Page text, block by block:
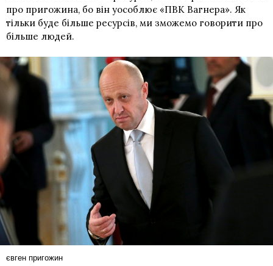
про пригожина, бо він уособлює «ПВК Вагнера». Як
тільки буде більше ресурсів, ми зможемо говорити про
більше людей.
євген пригожин